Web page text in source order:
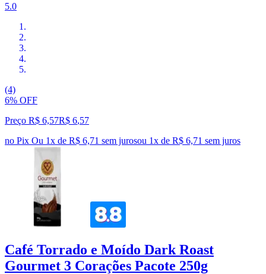
5.0
(4)
6% OFF
Preço R$ 6,57R$ 6,57
no Pix Ou 1x de R$ 6,71 sem jurosou 1x de R$ 6,71 sem juros
Café Torrado e Moído Dark Roast
Gourmet 3 Corações Pacote 250g